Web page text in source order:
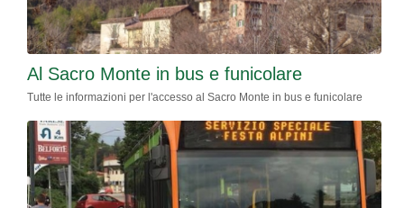
Al Sacro Monte in bus e funicolare
Tutte le informazioni per l'accesso al Sacro Monte in bus e funicolare